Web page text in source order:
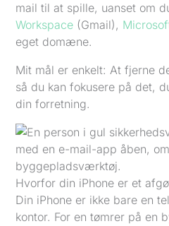
mail til at spille, uanset om
Workspace (Gmail),
eget domæne.
Mit mål er enkelt: At fjerne
så du kan fokusere på det,
din forretning.
Hvorfor din iPhone er et
Din iPhone er ikke bare en
kontor. For en tømrer på en